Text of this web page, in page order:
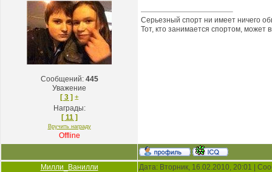
Сообщений: 445
Уважение
[ 3 ] ±
Награды:
[ 11 ]
Вручить награду
Offline
Серьезный спорт ни имеет ничего
Тот, кто занимается спортом, может
Милли_Ванилли Дата: Вторник, 16.02.2010, 20:01 |